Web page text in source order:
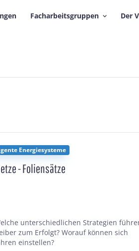
Facharbeitsgruppen
Der
Energiesysteme
- Foliensätze
unterschiedlichen Strategien
zum Erfolgt? Worauf können sich
einstellen?